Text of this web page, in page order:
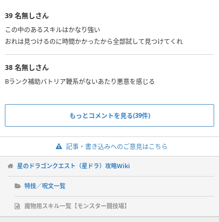
39 名無しさん
この中のあるスキルはかなり強い
おれは見つけるのに時間かかったから全部試して見つけてくれ
38 名無しさん
Bランク補助バトリア鞭系がないあたり悪意を感じる
もっとコメントを見る(39件)
記事・書き込みへのご意見はこちら
星のドラゴンクエスト（星ドラ）攻略Wiki
特技／呪文一覧
魔物用スキル一覧【モンスター闘技場】